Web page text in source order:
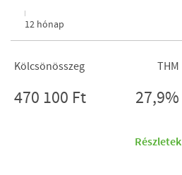
12 hónap
Kölcsönösszeg
470 100 Ft
THM
27,9%
Részletek